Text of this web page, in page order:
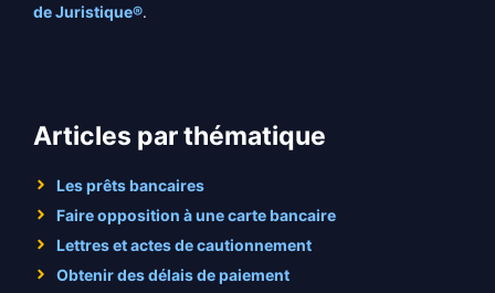
de Juristique®.
Articles par thématique
Les prêts bancaires
Faire opposition à une carte bancaire
Lettres et actes de cautionnement
Obtenir des délais de paiement